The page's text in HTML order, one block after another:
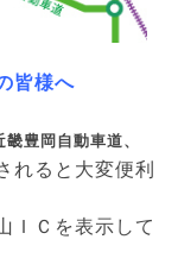
皆様へ
畿豊岡自動車道、
れると大変便利
ＩＣを表示して